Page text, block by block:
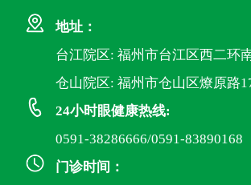
地址：
台江院区: 福州市台江区西二环
仓山院区: 福州市仓山区燎原路
24小时眼健康热线:
0591-38286666/0591-83890168
门诊时间：